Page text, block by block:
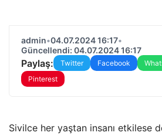
admin•04.07.2024 16:17•
Güncellendi: 04.07.2024 16:17
Paylaş: Twitter Facebook
Pinterest
Sivilce her yaştan insanı etkilese